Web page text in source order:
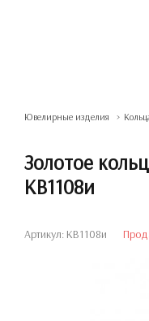
Ювелирные изделия
Золотое
КВ1108и
Артикул: КВ1108и